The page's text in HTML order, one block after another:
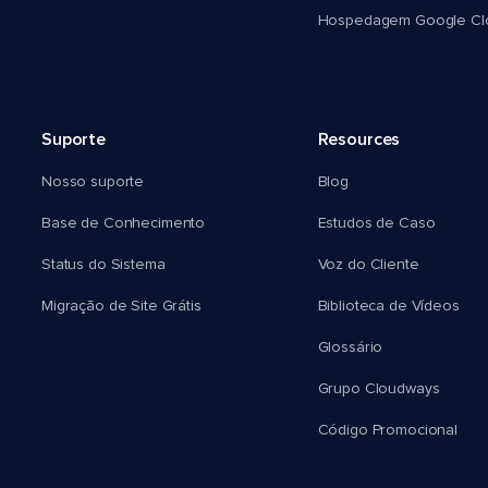
Hospedagem Google
Suporte
Nosso suporte
Base de Conhecimento
Status do Sistema
Migração de Site Grátis
Resources
Blog
Estudos de Caso
Voz do Cliente
Biblioteca de Vídeos
Glossário
Grupo Cloudways
Código Promocional